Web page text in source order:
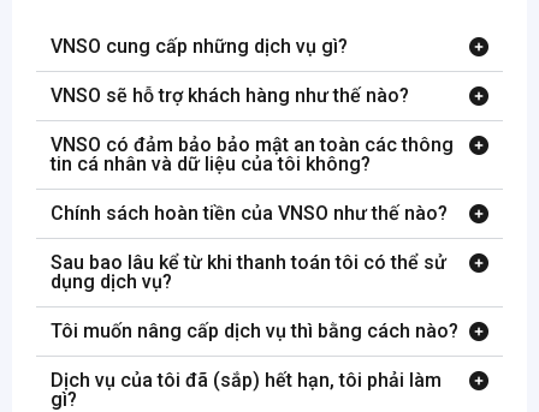
VNSO cung cấp những dịch vụ gì?
VNSO sẽ hỗ trợ khách hàng như thế nào?
VNSO có đảm bảo bảo mật an toàn các thông
tin cá nhân và dữ liệu của tôi không?
Chính sách hoàn tiền của VNSO như thế nào?
Sau bao lâu kể từ khi thanh toán tôi có thể sử
dụng dịch vụ?
Tôi muốn nâng cấp dịch vụ thì bằng cách nào?
Dịch vụ của tôi đã (sắp) hết hạn, tôi phải làm
gì?